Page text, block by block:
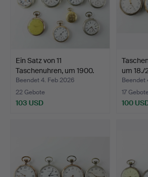
Ein Satz von 11
Taschenuhren, um 1900.
Beendet 4. Feb 2026
22 Gebote
103 USD
um 18./
Beendet
17
100